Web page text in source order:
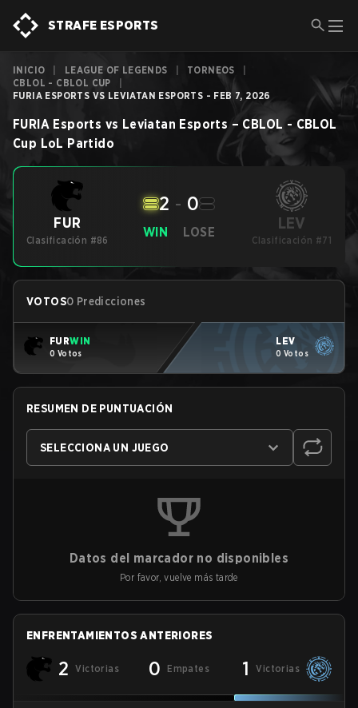
STRAFE ESPORTS
INICIO LEAGUE OF LEGENDS TORNEOS
CBLOL - CBLOL CUP
FURIA ESPORTS VS LEVIATAN ESPORTS - FEB 7, 2026
FURIA Esports vs Leviatan Esports – CBLOL - CBLOL
Cup LoL Partido
FUR
Clasificación #86
WIN
2 - 0
LOSE LEV
Clasificación #71
VOTOS0 Predicciones
FURWIN
0 Votos
LEV
0 Votos
RESUMEN DE PUNTUACIÓN
SELECCIONA UN JUEGO
Datos del marcador no disponibles
Por favor, vuelve más tarde
ENFRENTAMIENTOS ANTERIORES
2 Victorias 0 Empates 1 Victorias